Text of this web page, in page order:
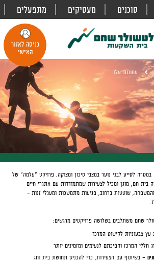
סוכנים מעסיקים מתפעלים
כניסה לאזור
האישי
עמותת עלם
עמותת עלם הוקמה בשנת 1983 במטרה לסייע לבני נוער במצבי סיכון ומצוקה. פרויקט "עלמה" של
בית חם, מוגן ומכיל לצעירות שמתמודדות עם אתגרי חיים
שוטטות ברחוב, פגיעות מתמשכות ומעגלי זנות –
שחם משתלבים בשלושה פרויקטים מרגשים:
עץ צבעוניות לקישוט המרכז
חללי המרכז והפיכתם לנעימים ומזמינים יותר
- בשיתוף עם הצעירות, כדי להכניס תחושת בית וחג